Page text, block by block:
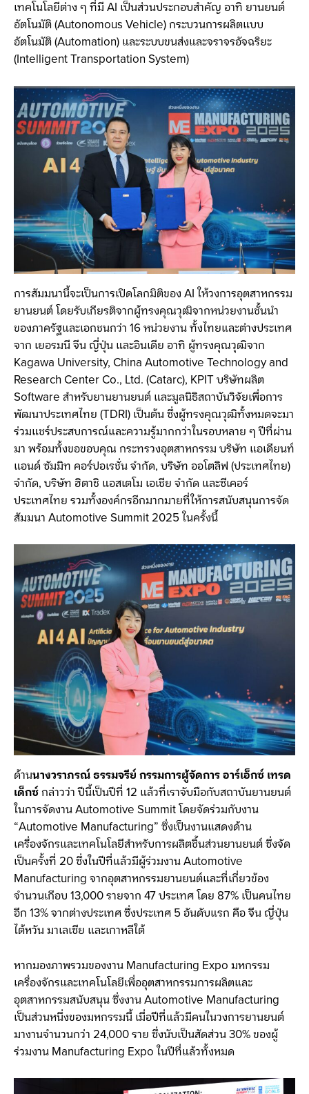
เทคโนโลยีต่าง ๆ ที่มี AI เป็นส่วนประกอบสำคัญ อาทิ ยานยนต์
อัตโนมัติ (Autonomous Vehicle) กระบวนการผลิตแบบ
อัตโนมัติ (Automation) และระบบขนส่งและจราจรอัจฉริยะ
(Intelligent Transportation System)
การสัมมนานี้จะเป็นการเปิดโลกมิติของ AI ให้วงการอุตสาหกรรม
ยานยนต์ โดยรับเกียรติจากผู้ทรงคุณวุฒิจากหน่วยงานชั้นนำ
ของภาครัฐและเอกชนกว่า 16 หน่วยงาน ทั้งไทยและต่างประเทศ
จาก เยอรมนี จีน ญี่ปุ่น และอินเดีย อาทิ ผู้ทรงคุณวุฒิจาก
Kagawa University, China Automotive Technology and
Research Center Co., Ltd. (Catarc), KPIT บริษัทผลิต
Software สำหรับยานยานยนต์ และมูลนิธิสถาบันวิจัยเพื่อการ
พัฒนาประเทศไทย (TDRI) เป็นต้น ซึ่งผู้ทรงคุณวุฒิทั้งหมดจะมา
ร่วมแชร์ประสบการณ์และความรู้มากกว่าในรอบหลาย ๆ ปีที่ผ่าน
มา พร้อมทั้งขอขอบคุณ กระทรวงอุตสาหกรรม บริษัท แอเดียนท์
แอนด์ ซัมมิท คอร์ปอเรชั่น จำกัด, บริษัท ออโตลิฟ (ประเทศไทย)
จำกัด, บริษัท ฮิตาชิ แอสเตโม เอเชีย จำกัด และซีเคอร์
ประเทศไทย รวมทั้งองค์กรอีกมากมายที่ให้การสนับสนุนการจัด
สัมมนา Automotive Summit 2025 ในครั้งนี้
ด้านนางวราภรณ์ ธรรมจรีย์ กรรมการผู้จัดการ อาร์เอ็กซ์ เทรด
เด็กซ์กล่าวว่า ปีนี้เป็นปีที่ 12 แล้วที่เราจับมือกับสถาบันยานยนต์
ในการจัดงาน Automotive Summit โดยจัดร่วมกับงาน
“Automotive Manufacturing” ซึ่งเป็นงานแสดงด้าน
เครื่องจักรและเทคโนโลยีสำหรับการผลิตชิ้นส่วนยานยนต์ ซึ่งจัด
เป็นครั้งที่ 20 ซึ่งในปีที่แล้วมีผู้ร่วมงาน Automotive
Manufacturing จากอุตสาหกรรมยานยนต์และที่เกี่ยวข้อง
จำนวนเกือบ 13,000 รายจาก 47 ประเทศ โดย 87% เป็นคนไทย
อีก 13% จากต่างประเทศ ซึ่งประเทศ 5 อันดับแรก คือ จีน ญี่ปุ่น
ไต้หวัน มาเลเซีย และเกาหลีใต้
หากมองภาพรวมของงาน Manufacturing Expo มหกรรม
เครื่องจักรและเทคโนโลยีเพื่ออุตสาหกรรมการผลิตและ
อุตสาหกรรมสนับสนุน ซึ่งงาน Automotive Manufacturing
เป็นส่วนหนึ่งของมหกรรมนี้ เมื่อปีที่แล้วมีคนในวงการยานยนต์
มางานจำนวนกว่า 24,000 ราย ซึ่งนับเป็นสัดส่วน 30% ของผู้
ร่วมงาน Manufacturing Expo ในปีที่แล้วทั้งหมด